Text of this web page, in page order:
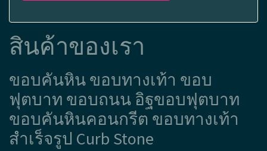
สินค้าของเรา
ขอบคันหิน ขอบทางเท้า ขอบ
ฟุตบาท ขอบถนน อิฐขอบฟุตบาท
ขอบคันหินคอนกรีต ขอบทางเท้า
สำเร็จรูป Curb Stone